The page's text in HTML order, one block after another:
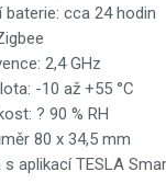
baterie: cca 24 hodin
2,4 GHz
-10 až +55 °C
? 90 % RH
80 x 34,5 mm
aplikací TESLA